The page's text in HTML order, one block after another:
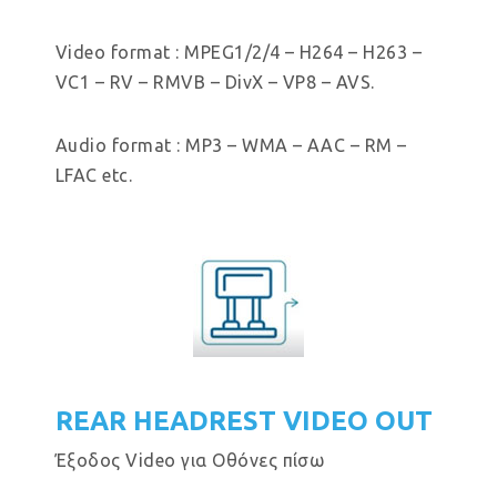
Video format : MPEG1/2/4 – H264 – H263 –
VC1 – RV – RMVB – DivX – VP8 – AVS.
Audio format : MP3 – WMA – AAC – RM –
LFAC etc.
REAR HEADREST VIDEO OUT
Έξοδος Video για Οθόνες πίσω